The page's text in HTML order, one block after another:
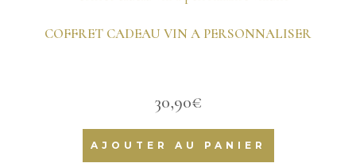
COFFRET CADEAU VIN A PERSONNALISER
30,90€
AJOUTER AU PANIER